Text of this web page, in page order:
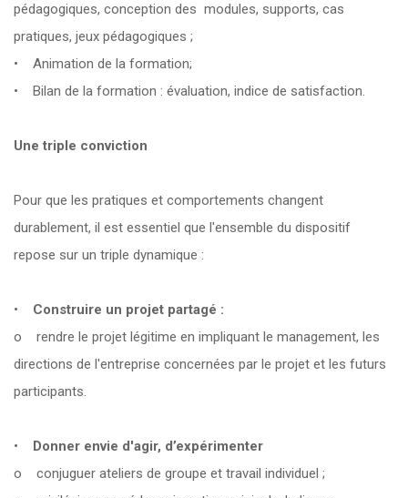
pédagogiques, conception des modules, supports, cas
pratiques, jeux pédagogiques ;
• Animation de la formation;
• Bilan de la formation : évaluation, indice de satisfaction.
Une triple conviction
Pour que les pratiques et comportements changent
durablement, il est essentiel que l'ensemble du dispositif
repose sur un triple dynamique :
• Construire un projet partagé :
o rendre le projet légitime en impliquant le management, les
directions de l'entreprise concernées par le projet et les futurs
participants.
• Donner envie d'agir, d’expérimenter
o conjuguer ateliers de groupe et travail individuel ;